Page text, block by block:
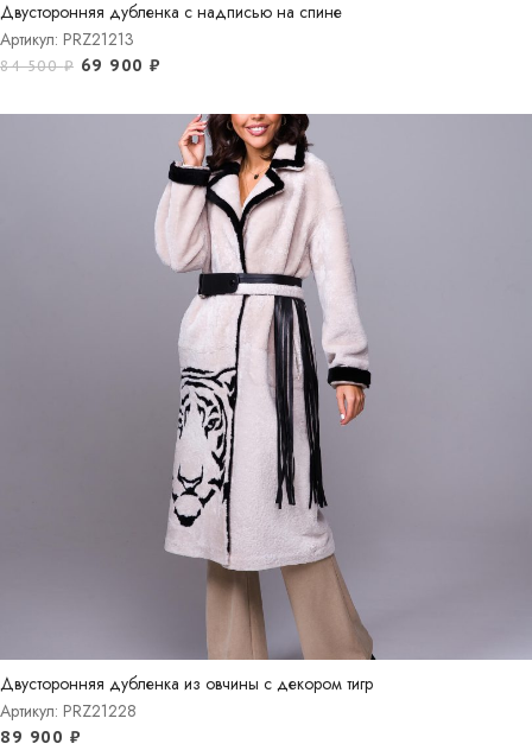
Двусторонняя дубленка с надписью на спине
Артикул: PRZ21213
84 500₽ 69 900 ₽
Двусторонняя дубленка из овчины с декором тигр
Артикул: PRZ21228
89 900 ₽